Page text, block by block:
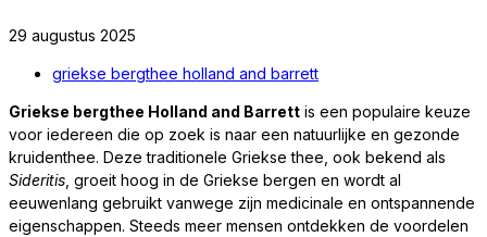
29 augustus 2025
griekse bergthee holland and barrett
Griekse bergthee Holland and Barrett is een populaire keuze
voor iedereen die op zoek is naar een natuurlijke en gezonde
kruidenthee. Deze traditionele Griekse thee, ook bekend als
Sideritis , groeit hoog in de Griekse bergen en wordt al
eeuwenlang gebruikt vanwege zijn medicinale en ontspannende
eigenschappen. Steeds meer mensen ontdekken de voordelen